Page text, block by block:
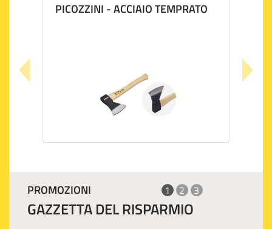
PICOZZINI - ACCIAIO TEMPRATO
PROMOZIONI 1 2 3
GAZZETTA DEL RISPARMIO